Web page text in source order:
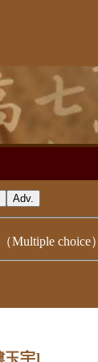
（Multiple choice）
玉宇]